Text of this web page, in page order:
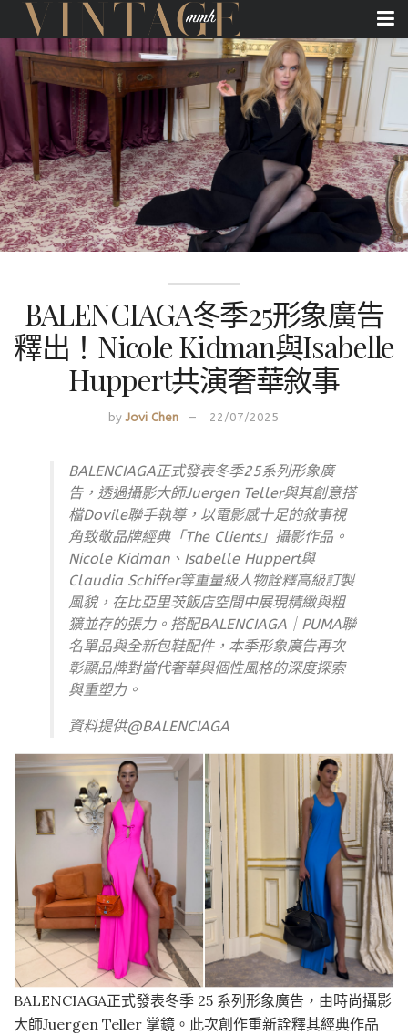
BALENCIAGA冬季25形象廣告
釋出！Nicole Kidman與Isabelle
Huppert共演奢華敘事
by Jovi Chen 22/07/2025
BALENCIAGA正式發表冬季25系列形象廣
告，透過攝影大師Juergen Teller與其創意搭
檔Dovile聯手執導，以電影感十足的敘事視
角致敬品牌經典「The Clients」攝影作品。
Nicole Kidman、Isabelle Huppert與
Claudia Schiffer等重量級人物詮釋高級訂製
風貌，在比亞里茨飯店空間中展現精緻與粗
獷並存的張力。搭配BALENCIAGA｜PUMA聯
名單品與全新包鞋配件，本季形象廣告再次
彰顯品牌對當代奢華與個性風格的深度探索
與重塑力。
資料提供@BALENCIAGA
BALENCIAGA正式發表冬季 25 系列形象廣告，由時尚攝影
大師Juergen Teller 掌鏡。此次創作重新詮釋其經典作品